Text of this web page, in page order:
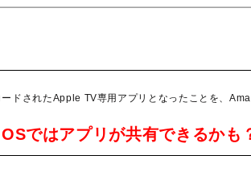
ドされたApple TV専用アプリとなったことを、
ではアプリが共有できるかも